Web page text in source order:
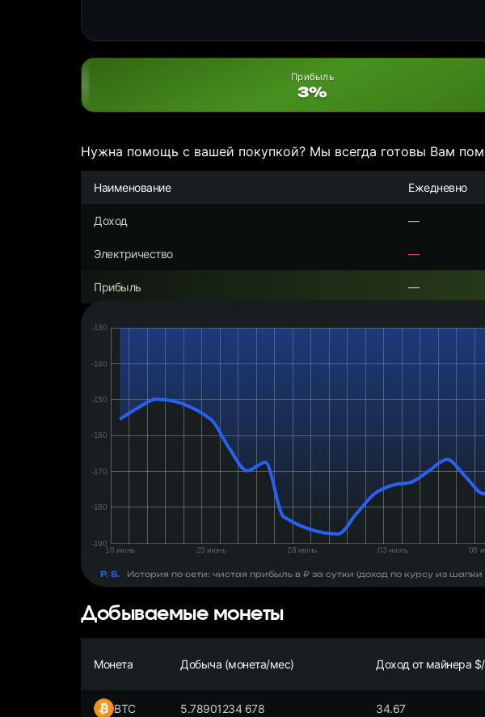
Прибыль
3%
Нужна помощь с вашей покупкой? Мы всегда готовы Вам
Наименование Ежедневно
Доход —
Электричество —
Прибыль —
Дата:
P. S. История по сети: чистая прибыль в ₽ за сутки (доход по курсу из
Добываемые монеты
Монета Добыча (монета/мес) Доход от майнера
BTC 5.78901234 678 34.67